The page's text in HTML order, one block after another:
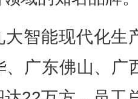
大智能现代化生
、广东佛山、广